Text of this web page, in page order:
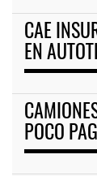
CAE
EN
POCO